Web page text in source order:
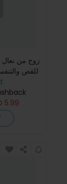
زوج من نعال
للقص
للجري
5.99